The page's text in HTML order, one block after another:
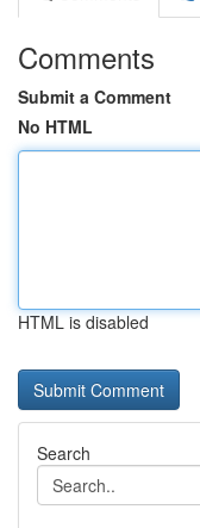
Comments
Submit a Comment
No HTML
HTML is disabled
Search